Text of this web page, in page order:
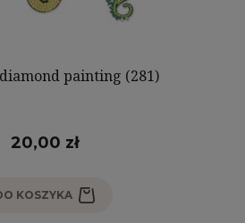
painting (281)
20,00 zł
KOSZYKA